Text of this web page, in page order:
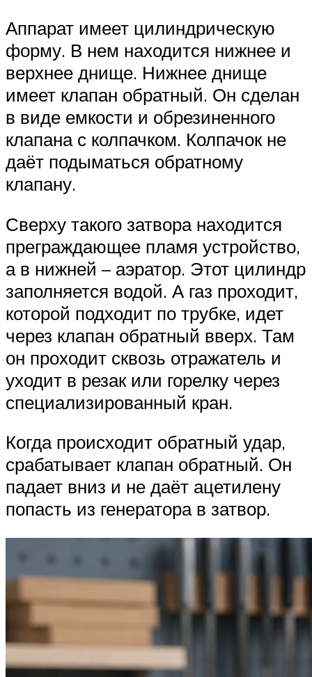
Аппарат имеет цилиндрическую
форму. В нем находится нижнее и
верхнее днище. Нижнее днище
имеет клапан обратный. Он сделан
в виде емкости и обрезиненного
клапана с колпачком. Колпачок не
даёт подыматься обратному
клапану.
Сверху такого затвора находится
преграждающее пламя устройство,
а в нижней – аэратор. Этот цилиндр
заполняется водой. А газ проходит,
которой подходит по трубке, идет
через клапан обратный вверх. Там
он проходит сквозь отражатель и
уходит в резак или горелку через
специализированный кран.
Когда происходит обратный удар,
срабатывает клапан обратный. Он
падает вниз и не даёт ацетилену
попасть из генератора в затвор.